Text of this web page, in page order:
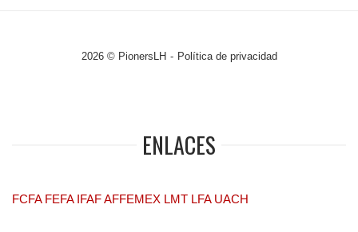
2026 © PionersLH Política de privacidad
ENLACES
FCFA FEFA IFAFAFFEMEX LMT LFA UACH